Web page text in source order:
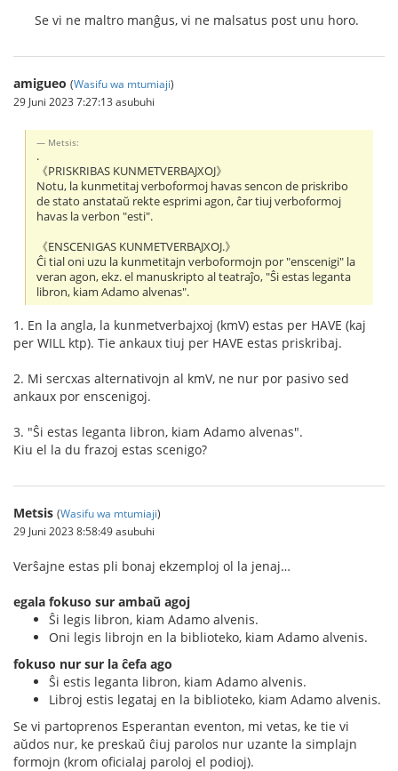
Se vi ne maltro manĝus, vi ne malsatus post unu horo.
amigueo (Wasifu wa mtumiaji)
29 Juni 2023 7:27:13 asubuhi
Metsis:
.
《PRISKRIBAS KUNMETVERBAJXOJ》
Notu, la kunmetitaj verboformoj havas sencon de priskribo
de stato anstataŭ rekte esprimi agon, ĉar tiuj verboformoj
havas la verbon "esti".
《ENSCENIGAS KUNMETVERBAJXOJ.》
Ĉi tial oni uzu la kunmetitajn verboformojn por "enscenigi" la
veran agon, ekz. el manuskripto al teatraĵo, "Ŝi estas leganta
libron, kiam Adamo alvenas".
1. En la angla, la kunmetverbajxoj (kmV) estas per HAVE (kaj
per WILL ktp). Tie ankaux tiuj per HAVE estas priskribaj.
2. Mi sercxas alternativojn al kmV, ne nur por pasivo sed
ankaux por enscenigoj.
3. "Ŝi estas leganta libron, kiam Adamo alvenas".
Kiu el la du frazoj estas scenigo?
Metsis (Wasifu wa mtumiaji)
29 Juni 2023 8:58:49 asubuhi
Verŝajne estas pli bonaj ekzemploj ol la jenaj…
egala fokuso sur ambaŭ agoj
Ŝi legis libron, kiam Adamo alvenis.
Oni legis librojn en la biblioteko, kiam Adamo alvenis.
fokuso nur sur la ĉefa ago
Ŝi estis leganta libron, kiam Adamo alvenis.
Libroj estis legataj en la biblioteko, kiam Adamo alvenis.
Se vi partoprenos Esperantan eventon, mi vetas, ke tie vi
aŭdos nur, ke preskaŭ ĉiuj parolos nur uzante la simplajn
formojn (krom oficialaj paroloj el podioj).